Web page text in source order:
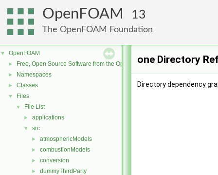
OpenFOAM 13
The OpenFOAM Foundation
▼ OpenFOAM
► Free, Open Source Software from the OpenFOAM Foundation
► Namespaces
► Classes
▼ Files
▼ File List
► applications
▼ src
► atmosphericModels
► combustionModels
► conversion
► dummyThirdParty
one Directory
Directory dependency